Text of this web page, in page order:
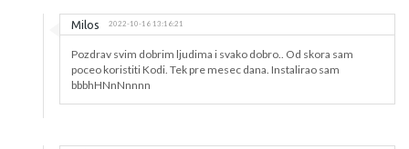
Milos 2022-10-16 13:16:21
Pozdrav svim dobrim ljudima i svako dobro.. Od skora sam
poceo koristiti Kodi. Tek pre mesec dana. Instalirao sam
bbbhHNnNnnnn